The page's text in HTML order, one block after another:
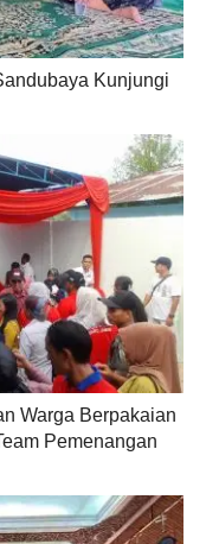
Kunjungi
Warga Berpakaian
Pemenangan